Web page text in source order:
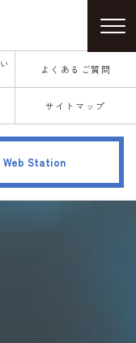
よくあるご質問
サイトマップ
Web Station